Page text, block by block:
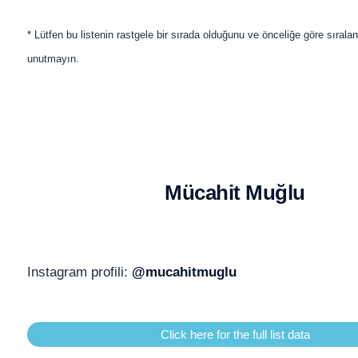
* Lütfen bu listenin rastgele bir sırada olduğunu ve önceliğe göre
unutmayın.
Mücahit Muğlu
Instagram profili: @mucahitmuglu
Click here for the full list data